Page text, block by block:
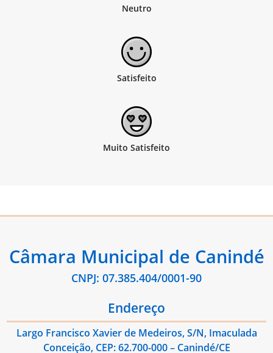
Câmara Municipal de Canindé
CNPJ: 07.385.404/0001-90
Endereço
Largo Francisco Xavier de Medeiros, S/N, Imaculada
Conceição, CEP: 62.700-000 – Canindé/CE